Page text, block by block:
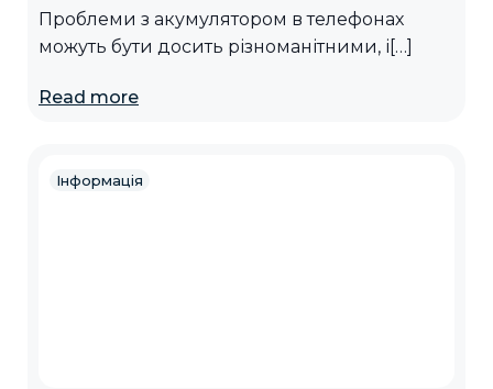
Проблеми з акумулятором в телефонах
можуть бути досить різноманітними, і[…]
Read more
Інформація